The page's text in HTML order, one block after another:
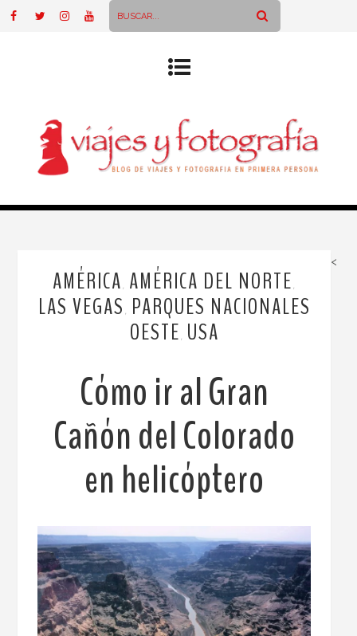
AMÉRICA AMÉRICA DEL NORTE
LAS VEGAS PARQUES NACIONALES
OESTE USA
Cómo ir al Gran
Cañón del Colorado
en helicóptero
<